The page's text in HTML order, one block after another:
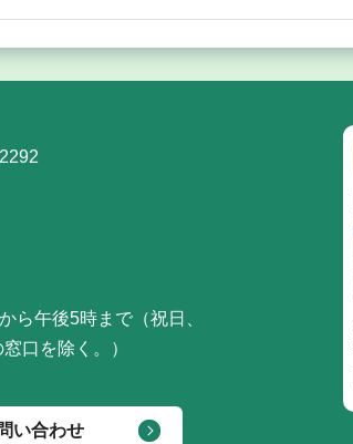
ら午後5時まで（祝日、
口を除く。）
い合わせ